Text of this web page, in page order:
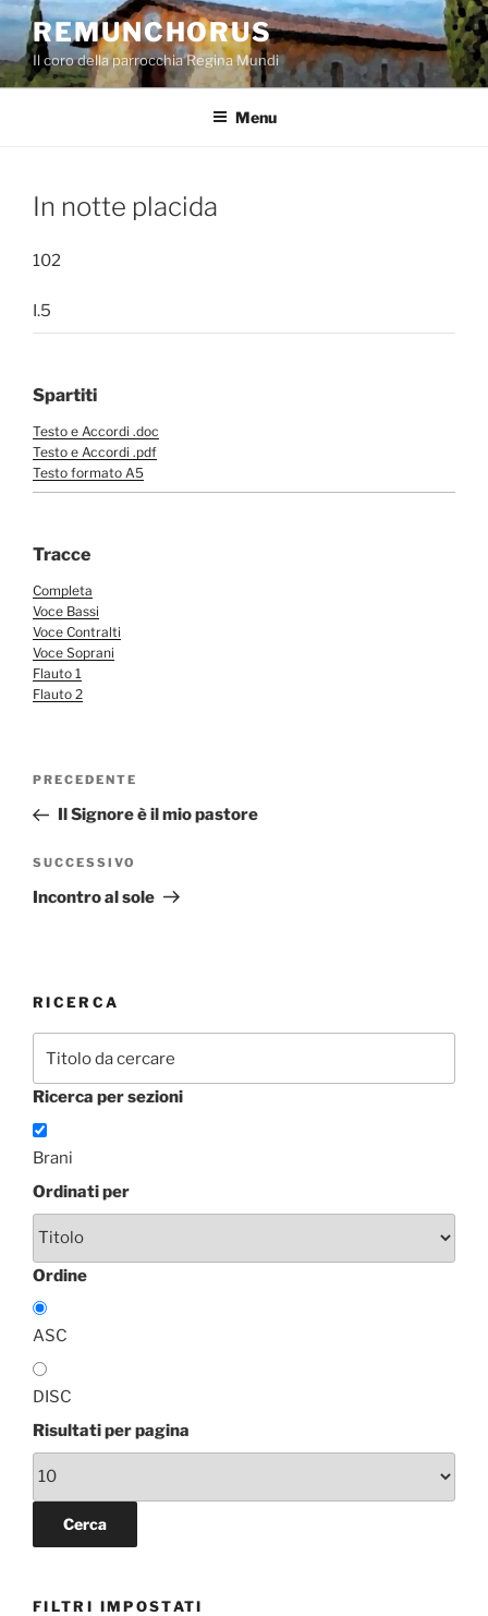
Salta
contenuto
REMUNCHORUS
Il coro della parrocchia Regina Mundi
Menu
In notte placida
102
I.5
Spartiti
Testo e Accordi .doc
Testo e Accordi .pdf
Testo formato A5
Tracce
Completa
Voce Bassi
Voce Contralti
Voce Soprani
Flauto 1
Flauto 2
Navigazione
Articolo
precedente:
PRECEDENTE
Il Signore è il mio pastore
Articolo
successivo
SUCCESSIVO
Incontro al sole
RICERCA
Ricerca per sezioni
Brani
Ordinati per
Ordine
ASC
DISC
Risultati per pagina
FILTRI IMPOSTATI